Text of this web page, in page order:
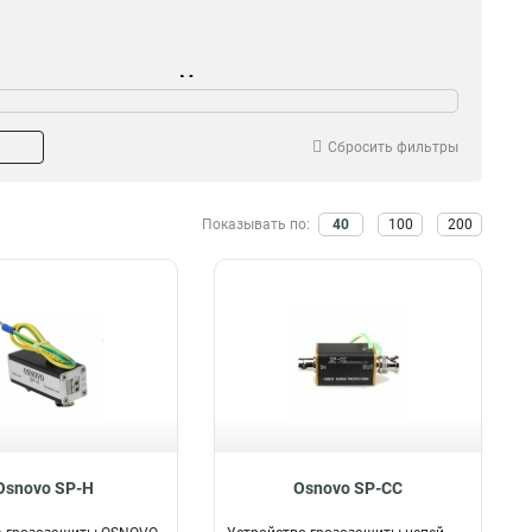
1
Максимальное
Сбросить фильтры
Показывать по: 40 100 200
SP-H Osnovo SP-CC